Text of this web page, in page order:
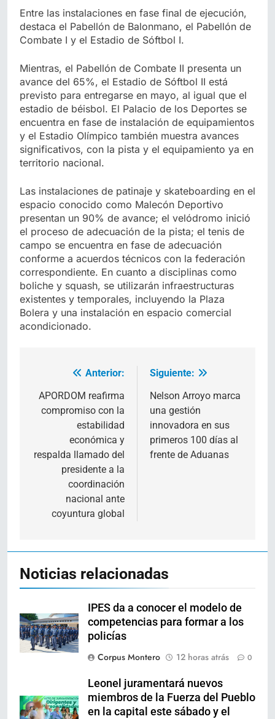
Entre las instalaciones en fase final de ejecución,
destaca el Pabellón de Balonmano, el Pabellón de
Combate I y el Estadio de Sóftbol I.
Mientras, el Pabellón de Combate II presenta un
avance del 65%, el Estadio de Sóftbol II está
previsto para entregarse en mayo, al igual que el
estadio de béisbol. El Palacio de los Deportes se
encuentra en fase de instalación de equipamientos
y el Estadio Olímpico también muestra avances
significativos, con la pista y el equipamiento ya en
territorio nacional.
Las instalaciones de patinaje y skateboarding en el
espacio conocido como Malecón Deportivo
presentan un 90% de avance; el velódromo inició
el proceso de adecuación de la pista; el tenis de
campo se encuentra en fase de adecuación
conforme a acuerdos técnicos con la federación
correspondiente. En cuanto a disciplinas como
boliche y squash, se utilizarán infraestructuras
existentes y temporales, incluyendo la Plaza
Bolera y una instalación en espacio comercial
acondicionado.
Navegación
de
entradas
Anterior:
APORDOM reafirma
compromiso con la
estabilidad
económica y
respalda llamado del
presidente a la
coordinación
nacional ante
coyuntura global
Siguiente:
Nelson Arroyo marca
una gestión
innovadora en sus
primeros 100 días al
frente de Aduanas
Noticias relacionadas
IPES da a conocer el modelo de
competencias para formar a los
policías
Corpus Montero
12 horas atrás 0
Leonel juramentará nuevos
miembros de la Fuerza del Pueblo
en la capital este sábado y el